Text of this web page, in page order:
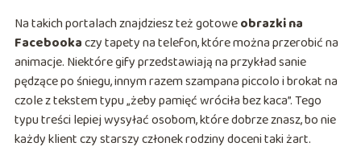
Na takich portalach znajdziesz też gotoweobrazki na
Facebookaczy tapety na telefon, które można przerobić na
animacje. Niektóre gify przedstawiają na przykład sanie
pędzące po śniegu, innym razem szampana piccolo i brokat na
czole z tekstem typu „żeby pamięć wróciła bez kaca”. Tego
typu treści lepiej wysyłać osobom, które dobrze znasz, bo nie
każdy klient czy starszy członek rodziny doceni taki żart.